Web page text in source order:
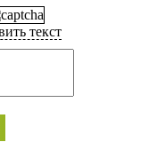
текст